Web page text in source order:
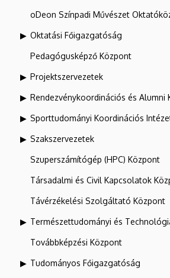
oDeon Színpadi Művészet
Oktatási Főigazgatóság
Pedagógusképző Központ
Projektszervezetek
Rendezvénykoordinációs és Alumni
Sporttudományi Koordinációs
Szakszervezetek
Szuperszámítógép (HPC) Központ
Társadalmi és Civil Kapcsolatok
Távérzékelési Szolgáltató Központ
Természettudományi és
Továbbképzési Központ
Tudományos Főigazgatóság